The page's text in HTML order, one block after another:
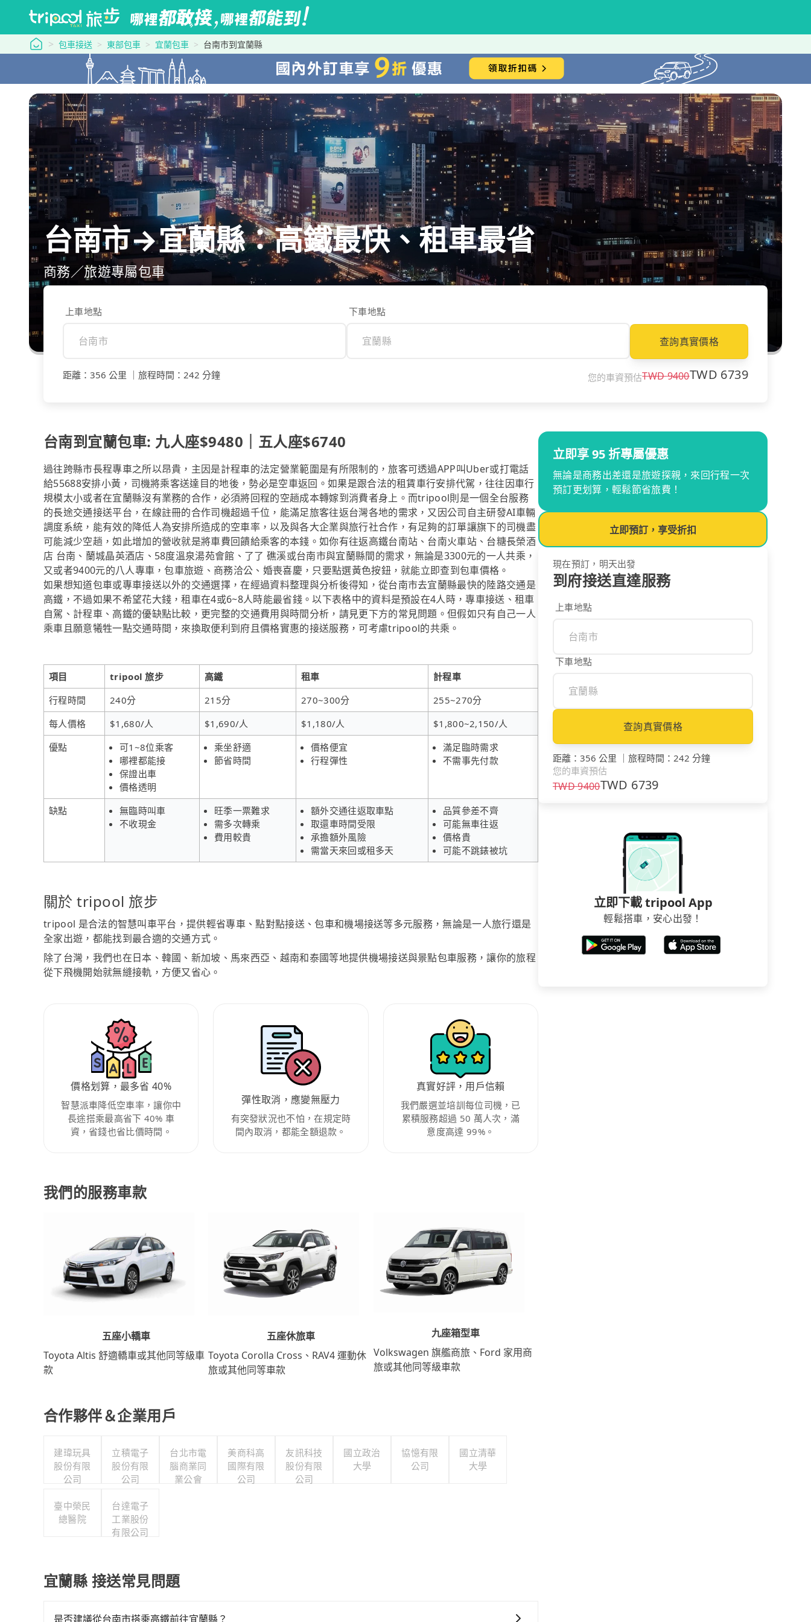
tripool 旅步
包車接送 東部包車 宜蘭包車 台南市到宜蘭縣
台南市→宜蘭縣：高鐵最快、租車最省
商務／旅遊專屬包車
上車地點 下車地點
查詢真實價格
距離 ： 356 公里 旅程時間 ： 242 分鐘 您的車資預估TWD9400TWD 6739
台南到宜蘭包車: 九人座$9480｜五人座$6740
過往跨縣市長程專車之所以昂貴，主因是計程車的法定營業範圍是有所限制的，旅客可透過APP叫Uber或打電話
給55688安排小黃，司機將乘客送達目的地後，勢必是空車返回。如果是跟合法的租賃車行安排代駕，往往因車行
規模太小或者在宜蘭縣沒有業務的合作，必須將回程的空趟成本轉嫁到消費者身上。而tripool則是一個全台服務
的長途交通接送平台，在線註冊的合作司機超過千位，能滿足旅客往返台灣各地的需求，又因公司自主研發AI車輛
調度系統，能有效的降低人為安排所造成的空車率，以及與各大企業與旅行社合作，有足夠的訂單讓旗下的司機盡
可能減少空趟，如此增加的營收就是將車費回饋給乘客的本錢。如你有往返高鐵台南站、台南火車站、台糖長榮酒
店 台南、蘭城晶英酒店、58度溫泉湯苑會館、了了 礁溪或台南市與宜蘭縣間的需求，無論是3300元的一人共乘，
又或者9400元的八人專車，包車旅遊、商務洽公、婚喪喜慶，只要點選黃色按鈕，就能立即查到包車價格。
如果想知道包車或專車接送以外的交通選擇，在經過資料整理與分析後得知，從台南市去宜蘭縣最快的陸路交通是
高鐵，不過如果不希望花大錢，租車在4或6~8人時能最省錢。以下表格中的資料是預設在4人時，專車接送、租車
自駕、計程車、高鐵的優缺點比較，更完整的交通費用與時間分析，請見更下方的常見問題。但假如只有自己一人
乘車且願意犧牲一點交通時間，來換取便利到府且價格實惠的接送服務，可考慮tripool的共乘。
項目 tripool 旅步 高鐵 租車
計程車
行程時間
240分 215分 270~300分
255~270分
每人價格
$1,680/人 $1,690/人 $1,180/人
$1,800~2,150/人
優點
可1~8位乘客
哪裡都能接
保證出車
價格透明
乘坐舒適
節省時間
價格便宜
行程彈性
滿足臨時需求
不需事先付款
缺點
無臨時叫車
不收現金
旺季一票難求
需多次轉乘
費用較貴
額外交通往返取車點
取還車時間受限
承擔額外風險
需當天來回或租多天
品質參差不齊
可能無車往返
價格貴
可能不跳錶被坑
關於 tripool 旅步
tripool 是合法的智慧叫車平台，提供輕省專車、點對點接送、包車和機場接送等多元服務，無論是一人旅行還是
全家出遊，都能找到最合適的交通方式。
除了台灣，我們也在日本、韓國、新加坡、馬來西亞、越南和泰國等地提供機場接送與景點包車服務，讓你的旅程
從下飛機開始就無縫接軌，方便又省心。
價格划算，最多省 40%
智慧派車降低空車率，讓你中
長途搭乘最高省下 40% 車
資，省錢也省比價時間。
彈性取消，應變無壓力
有突發狀況也不怕，在規定時
間內取消，都能全額退款。
真實好評，用戶信賴
我們嚴選並培訓每位司機，已
累積服務超過 50 萬人次，滿
意度高達 99%。
我們的服務車款
五座小轎車
Toyota Altis 舒適轎車或其他同等級車
款
五座休旅車
Toyota Corolla Cross、RAV4 運動休
旅或其他同等車款
九座箱型車
Volkswagen 旗艦商旅、Ford 家用商
旅或其他同等級車款
合作夥伴＆企業用戶
建瑋玩具
股份有限
公司
立積電子
股份有限
公司
台北市電
腦商業同
業公會
美商科高
國際有限
公司
友訊科技
股份有限
公司
國立政治
大學
協憶有限
公司
國立清華
大學
臺中榮民
總醫院
台達電子
工業股份
有限公司
宜蘭縣 接送常見問題
是否建議從台南市搭乘高鐵前往宜蘭縣？
立即享 95 折專屬優惠
無論是商務出差還是旅遊探親，來回行程一次
預訂更划算，輕鬆節省旅費！
立即預訂，享受折扣
現在預訂，明天出發
到府接送直達服務
上車地點
下車地點
查詢真實價格
距離 ： 356 公里 ｜ 旅程時間 ： 242 分鐘
您的車資預估
TWD9400TWD 6739
立即下載 tripool App
輕鬆搭車，安心出發！